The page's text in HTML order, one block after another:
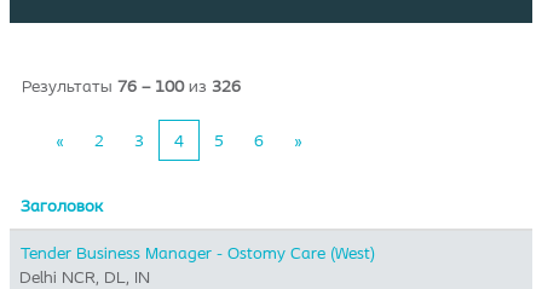
Результаты 76 – 100из 326
« 2 3 4 5 6 »
Заголовок
Tender Business Manager - Ostomy Care (West)
Delhi NCR, DL, IN